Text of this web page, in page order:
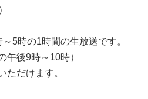
5時の1時間の生放送です。
午後9時～10時）
ただけます。